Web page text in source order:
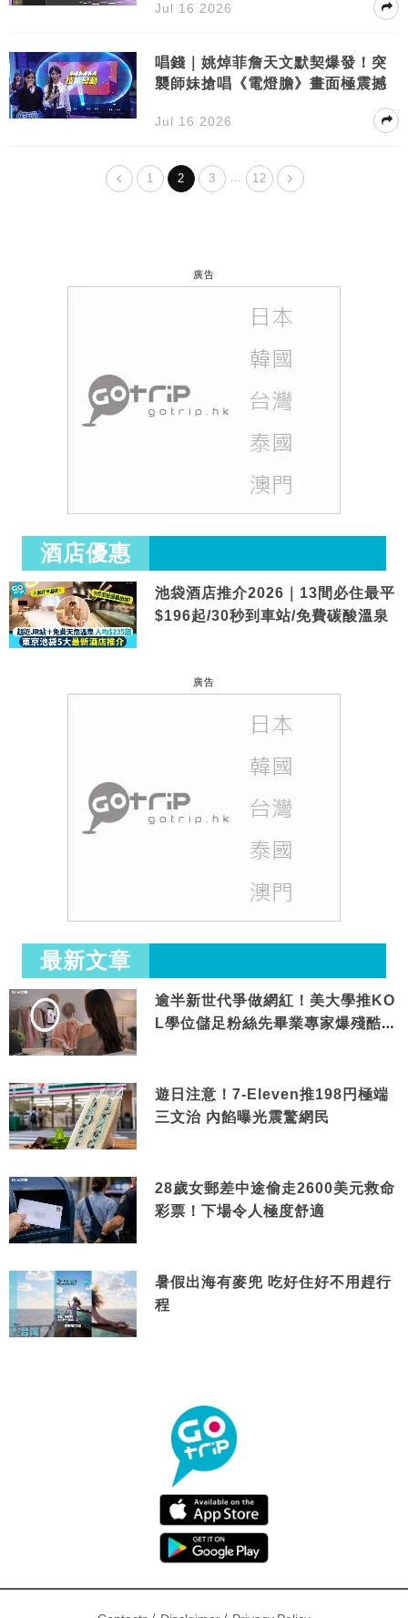
Jul 16 2026
唱錢｜姚焯菲詹天文默契爆發！突
襲師妹搶唱《電燈膽》畫面極震撼
Jul 16 2026
1 2 3 … 12
廣告
酒店優惠
池袋酒店推介2026｜13間必住最平
$196起/30秒到車站/免費碳酸溫泉
廣告
最新文章
逾半新世代爭做網紅！美大學推KO
L學位儲足粉絲先畢業專家爆殘酷現
遊日注意！7-Eleven推198円極端
三文治 內餡曝光震驚網民
28歲女郵差中途偷走2600美元救命
彩票！下場令人極度舒適
暑假出海有麥兜 吃好住好不用趕行
程